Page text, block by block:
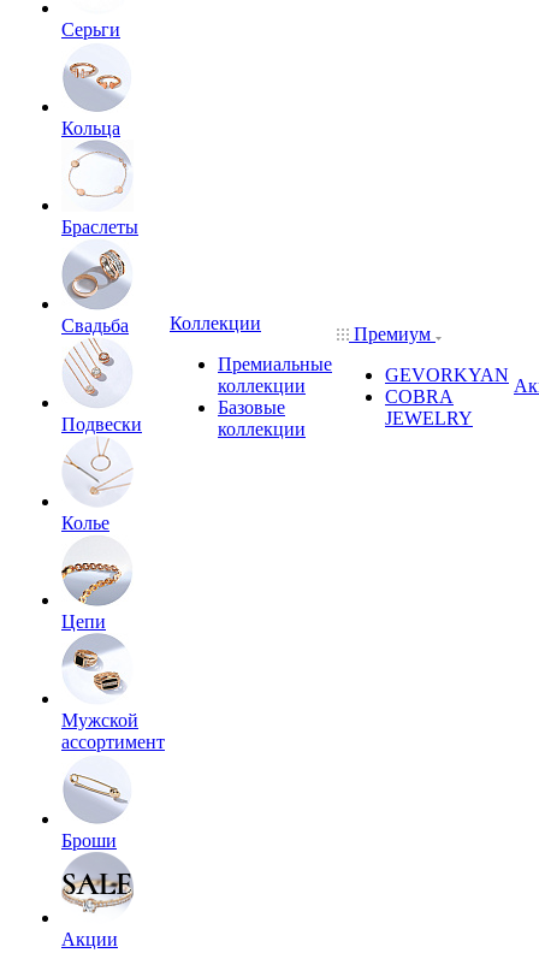
Серьги
Кольца
Браслеты
Свадьба
Подвески
Колье
Цепи
Мужской
ассортимент
Броши
Акции
Коллекции
Премиальные
коллекции
Базовые
коллекции
Премиум
GEVORKYAN
COBRA
JEWELRY